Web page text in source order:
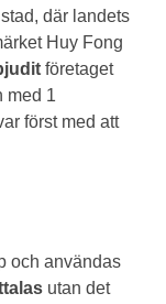
där landets
Huy Fong
företaget
med 1
först med att
och användas
utan det